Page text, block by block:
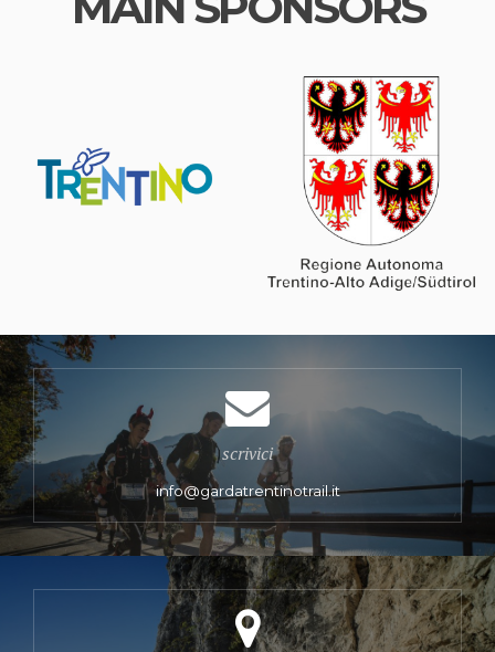
scrivici
info@gardatrentinotrail.it